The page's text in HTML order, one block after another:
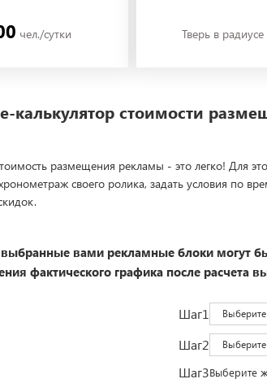
чел./сутки Тверь в
калькулятор стоимости
размещения рекламы - это легко! Для
своего ролика, задать условия по
выбранные вами рекламные блоки могут
фактического графика после расчета
Шаг1
Шаг2
Шаг3Выберите